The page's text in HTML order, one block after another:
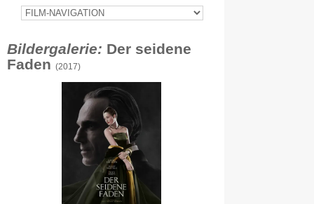
Bildergalerie: Der seidene
Faden (2017)